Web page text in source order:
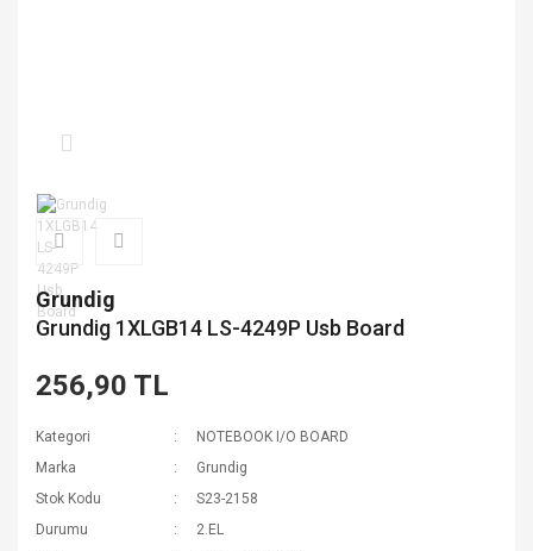
Grundig
Grundig 1XLGB14 LS-4249P Usb Board
256,90 TL
Kategori
NOTEBOOK I/O BOARD
Marka
Grundig
Stok Kodu
S23-2158
Durumu
2.EL